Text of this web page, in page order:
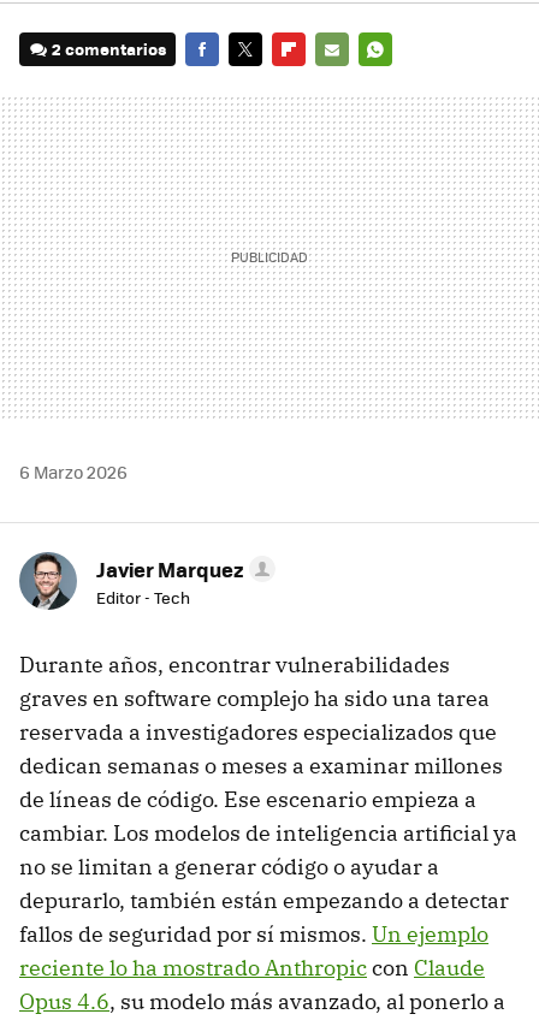
2 comentarios
MAIL
6 Marzo 2026
Javier Marquez
Editor - Tech
Durante años, encontrar vulnerabilidades
graves en software complejo ha sido una tarea
reservada a investigadores especializados que
dedican semanas o meses a examinar millones
de líneas de código. Ese escenario empieza a
cambiar. Los modelos de inteligencia artificial ya
no se limitan a generar código o ayudar a
depurarlo, también están empezando a detectar
fallos de seguridad por sí mismos. Un ejemplo
reciente lo ha mostrado Anthropiccon Claude
Opus 4.6, su modelo más avanzado, al ponerlo a